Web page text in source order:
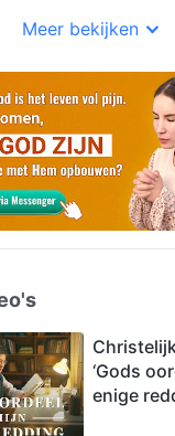
Meer bekijken
‘Gods
enige